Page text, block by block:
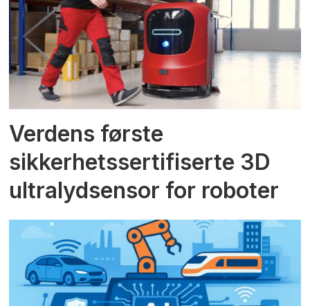
Verdens første
sikkerhetssertifiserte 3D
ultralydsensor for roboter